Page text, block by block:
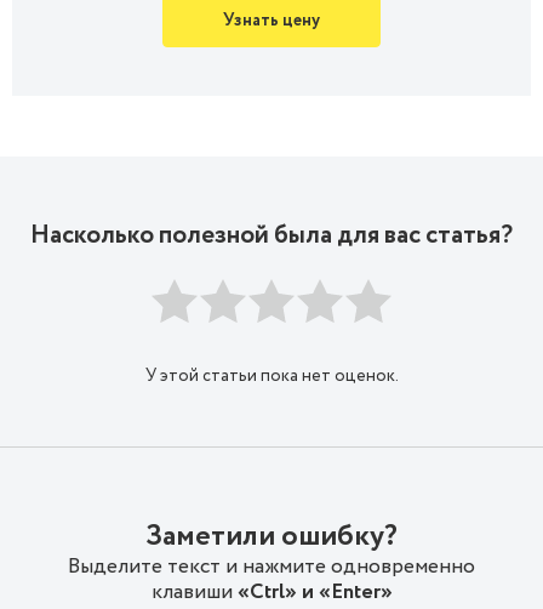
Узнать цену
Насколько полезной была для вас статья?
У этой статьи пока нет оценок.
Заметили ошибку?
Выделите текст и нажмите одновременно
клавиши«Ctrl» и «Enter»